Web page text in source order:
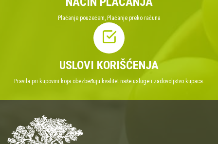
Plaćanje pouzećem, Plaćanje preko računa
USLOVI KORIŠĆENJA
Pravila pri kupovini koja obezbeđuju kvalitet naše usluge i zadovoljstvo kupaca.